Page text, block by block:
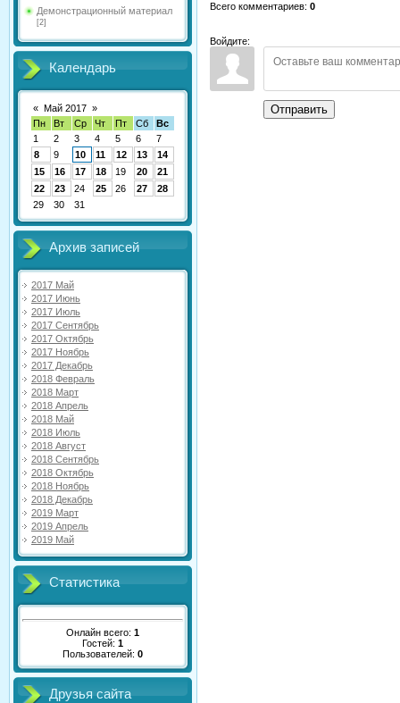
Демонстрационный материал
[2]
Календарь
« Май 2017 »
Пн
Вт Ср Чт Пт Сб
Вс
1
2 3 4 5 6
7
8
9 10 11 12 13
14
15
16 17 18 19 20
21
22
23 24 25 26 27
28
29
30 31
Архив записей
2017 Май
2017 Июнь
2017 Июль
2017 Сентябрь
2017 Октябрь
2017 Ноябрь
2017 Декабрь
2018 Февраль
2018 Март
2018 Апрель
2018 Май
2018 Июль
2018 Август
2018 Сентябрь
2018 Октябрь
2018 Ноябрь
2018 Декабрь
2019 Март
2019 Апрель
2019 Май
Статистика
Онлайн всего: 1
Гостей: 1
Пользователей: 0
Друзья сайта
Всего комментариев: 0
Войдите:
Отправить